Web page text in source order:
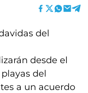
del
desde el
del
a un acuerdo